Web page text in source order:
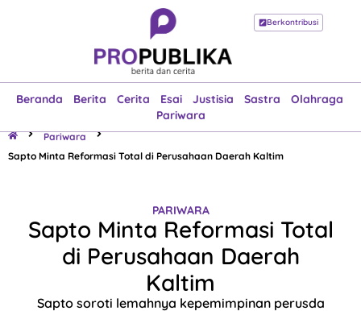
Berkontribusi
Beranda Berita Cerita Esai Justisia Sastra
Olahraga
Pariwara
Beranda
Esai
Justisia
Sastra
Olahraga
Pariwara
Pariwara
Sapto Minta Reformasi Total di Perusahaan Daerah Kaltim
PARIWARA
Sapto Minta Reformasi Total
di Perusahaan Daerah
Kaltim
Sapto soroti lemahnya kepemimpinan perusda